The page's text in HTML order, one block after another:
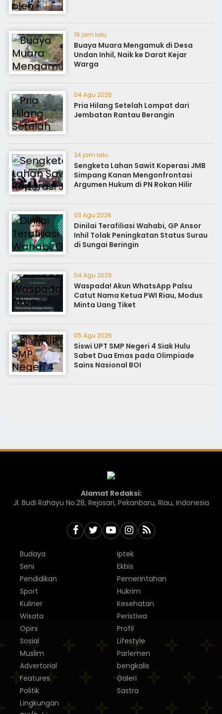
19 jam lalu
Buaya Muara Mengamuk di Desa
Undan Inhil, Naik ke Darat Kejar
Warga
04 Agu 2026
Pria Hilang Setelah Lompat dari
Jembatan Rantau Berangin
24 jam lalu
Sengketa Lahan Sawit Koperasi JMB
Simpang Kanan Mengonfrontasi
Argumen Hukum di PN Rokan Hilir
03 Agu 2026
Dinilai Terafiliasi Wahabi, GP Ansor
Inhil Tolak Peningkatan Status Surau
di Sungai Beringin
04 Agu 2026
Waspada! Akun WhatsApp Palsu
Catut Nama Ketua PWI Riau, Modus
Minta Uang Tiket
05 Agu 2026
Siswi UPT SMP Negeri 4 Siak Hulu
Sabet Dua Emas pada Olimpiade
Sains Nasional BOI
Alamat Redaksi:
Jl. Budi Rahayu No.28, Rejosari, Pekanbaru, Riau, Indonesia
Budaya
Seni
Pendidikan
Sport
Kuliner
Wisata
Iptek
Ekbis
Pemerintahan
Hukrim
Kesehatan
Peristiwa
Opini
Sosial
Muslim
Advertorial
Features
Politik
Profil
Lifestyle
Parlemen
bengkalis
Galeri
Sastra
Lingkungan